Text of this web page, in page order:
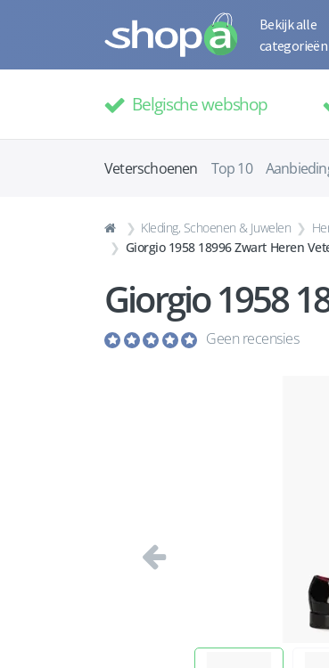
Bekijk alle
categorieën
Belgische webshop
Veterschoenen Top 10
Kleding, Schoenen & Juwelen
Giorgio 1958 18996 Zwart Heren
Giorgio 1958
Geen recensies
Vorige